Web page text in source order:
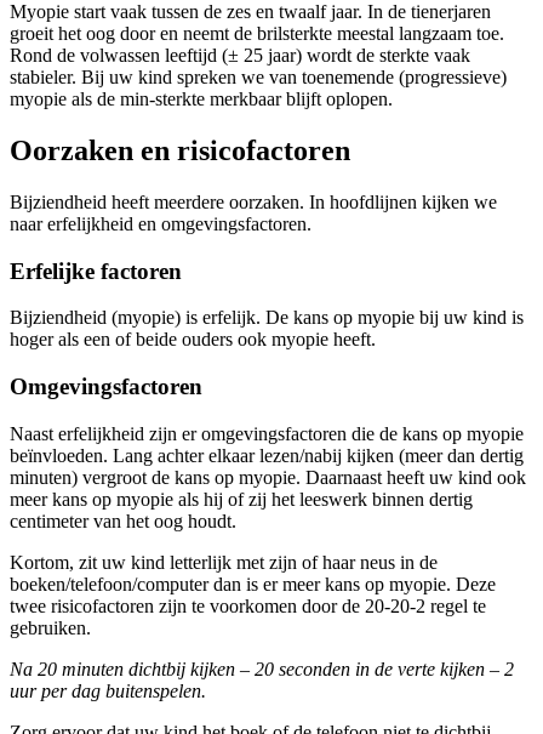
Myopie start vaak tussen de zes en twaalf jaar. In de tienerjaren
groeit het oog door en neemt de brilsterkte meestal langzaam toe.
Rond de volwassen leeftijd (± 25 jaar) wordt de sterkte vaak
stabieler. Bij uw kind spreken we van toenemende (progressieve)
myopie als de min-sterkte merkbaar blijft oplopen.
Oorzaken en risicofactoren
Bijziendheid heeft meerdere oorzaken. In hoofdlijnen kijken we
naar erfelijkheid en omgevingsfactoren.
Erfelijke factoren
Bijziendheid (myopie) is erfelijk. De kans op myopie bij uw kind is
hoger als een of beide ouders ook myopie heeft.
Omgevingsfactoren
Naast erfelijkheid zijn er omgevingsfactoren die de kans op myopie
beïnvloeden. Lang achter elkaar lezen/nabij kijken (meer dan dertig
minuten) vergroot de kans op myopie. Daarnaast heeft uw kind ook
meer kans op myopie als hij of zij het leeswerk binnen dertig
centimeter van het oog houdt.
Kortom, zit uw kind letterlijk met zijn of haar neus in de
boeken/telefoon/computer dan is er meer kans op myopie. Deze
twee risicofactoren zijn te voorkomen door de 20-20-2 regel te
gebruiken.
Na 20 minuten dichtbij kijken – 20 seconden in de verte kijken – 2
uur per dag buitenspelen.